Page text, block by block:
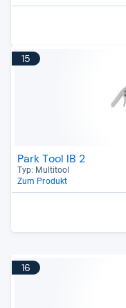
15
Park Tool IB 2
Typ: Mul­ti­tool
Zum Produkt
16